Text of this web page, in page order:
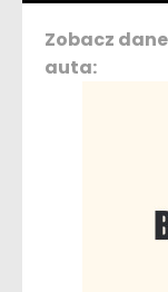
Zobacz
auta: